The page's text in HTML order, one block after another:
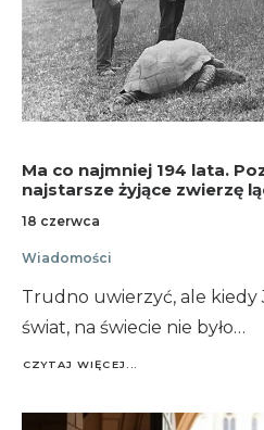
Ma co najmniej 194 lata.
najstarsze żyjące zwierzę
18 czerwca
Wiadomości
Trudno uwierzyć, ale kiedy
świat, na świecie nie było…
CZYTAJ WIĘCEJ...